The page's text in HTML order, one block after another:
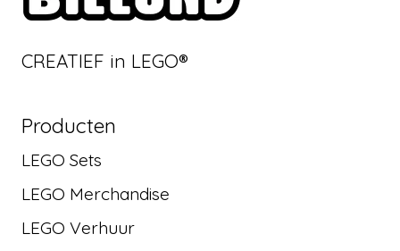
CREATIEF in LEGO®
Producten
LEGO Sets
LEGO Merchandise
LEGO Verhuur